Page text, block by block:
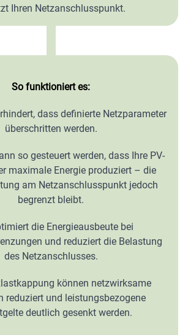
Ihren Netzanschlusspunkt.
So funktioniert es:
dass definierte Netzparameter
überschritten werden.
so gesteuert werden, dass Ihre PV-
maximale Energie produziert – die
am Netzanschlusspunkt jedoch
begrenzt bleibt.
die Energieausbeute bei
und reduziert die Belastung
des Netzanschlusses.
können netzwirksame
reduziert und leistungsbezogene
deutlich gesenkt werden.